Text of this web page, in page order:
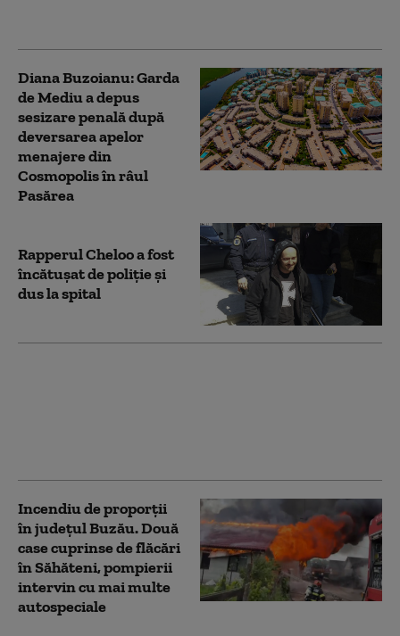
Diana Buzoianu: Garda
de Mediu a depus
sesizare penală după
deversarea apelor
menajere din
Cosmopolis în râul
Pasărea
Rapperul Cheloo a fost
încătușat de poliție și
dus la spital
Incendiu de proporții
în județul Buzău. Două
case cuprinse de flăcări
în Săhăteni, pompierii
intervin cu mai multe
autospeciale